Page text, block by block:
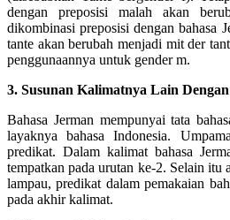
dengan preposisi malah akan
dikombinasi preposisi dengan bahasa
tante akan berubah menjadi mit der
penggunaannya untuk gender m.
3. Susunan Kalimatnya Lain
Bahasa Jerman mempunyai tata
layaknya bahasa Indonesia.
predikat. Dalam kalimat bahasa
tempatkan pada urutan ke-2. Selain itu
lampau, predikat dalam pemakaian
pada akhir kalimat.